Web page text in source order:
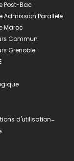
Post-Bac
Admission Parallèle
Maroc
Commun
Grenoble
d'utilisation-